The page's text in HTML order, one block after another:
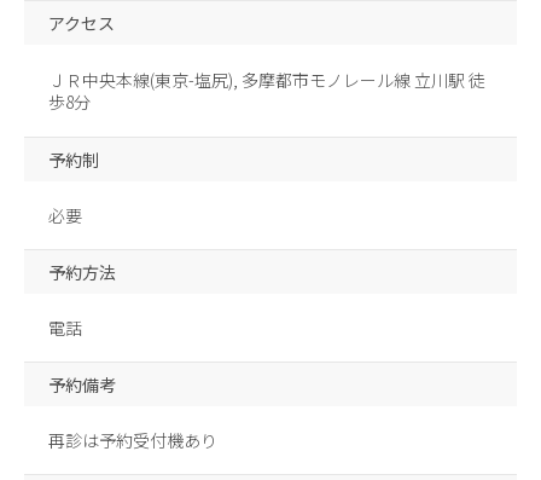
アクセス
ＪＲ中央本線(東京-塩尻), 多摩都市モノレール線 立川駅 徒
歩8分
予約制
必要
予約方法
電話
予約備考
再診は予約受付機あり